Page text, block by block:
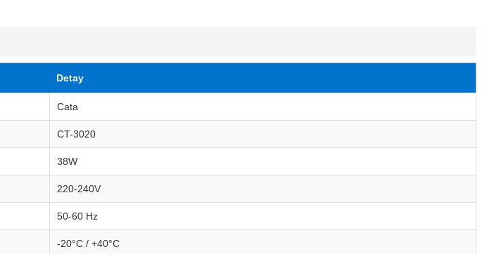
Detay
Cata
CT-3020
38W
220-240V
50-60 Hz
-20°C / +40°C